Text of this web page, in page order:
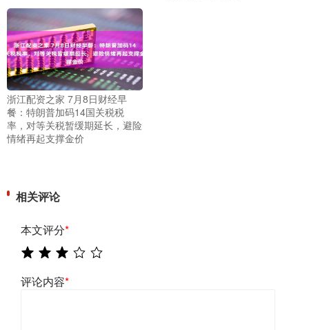
浙江配资之家 7月8日财经早
餐：特朗普加码14国关税税
率，对等关税暂缓期延长，避险
情绪再起支撑金价
相关评论
本文评分*
评论内容*